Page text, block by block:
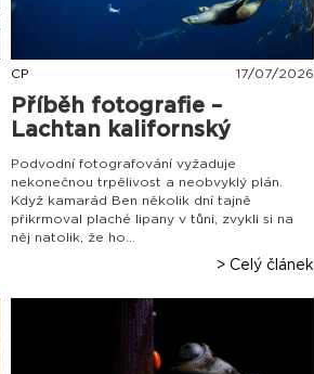
CP 17/07/2026
Příběh fotografie –
Lachtan kalifornský
Podvodní fotografování vyžaduje
nekonečnou trpělivost a neobvyklý plán.
Když kamarád Ben několik dní tajně
přikrmoval plaché lipany v tůni, zvykli si na
něj natolik, že ho...
> Celý článek